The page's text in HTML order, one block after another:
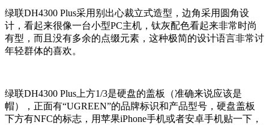
绿联DH4300 Plus采用别出心裁立式造型，边角采用圆角设
计，看起来很像一台小型PC主机，钛灰配色看起来非常时尚
有型，而且没有多余的点缀元素，这种极简的设计语言非常讨
年轻群体的喜欢。
绿联DH4300 Plus上方1/3是硬盘的盖板（准确来说应该是
帽），正面有“UGREEN”的品牌标识和产品型号，硬盘盖板
下方有NFC的标志，用苹果iPhone手机或者安卓手机贴一下，